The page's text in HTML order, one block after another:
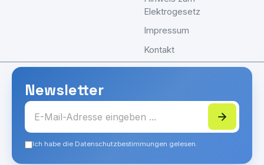
Elektrogesetz
Impressum
Kontakt
Newsletter
Ich habe die Datenschutzbestimmungen gelesen.